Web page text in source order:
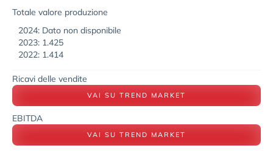
Totale valore produzione
2024: Dato non disponibile
2023: 1.425
2022: 1.414
Ricavi delle vendite
VAI SU TREND MARKET
EBITDA
VAI SU TREND MARKET